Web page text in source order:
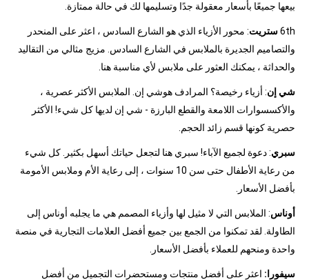
بيعها جميعًا بأسعار معقولة جدًا وتسليمها لك في حالة ممتازة.
6thستريت: محور الأزياء الذي هو الشارع السادس ، اعثر على المنحدر
والتصاميم الجديرة بالملابس في الشارع السادس. مزيج مثالي من التقاليد
والحداثة ، يمكنك العثور على ملابس لأي مناسبة هنا.
شي إن: أزياء رخيصة؟ المرادف هوشي إن. الملابس الأكثر عصرية ،
والأكسسوارات اللامعة والقطع البارزة - شي إن لديها كل شيء! الأكثر
حصرية كونها قسم زائد الحجم.
سبري: دعوة لجميع الآباء! سبري هنا لتجعل حياتك أسهل بكثير. كل شيء
من رعاية الأطفال حتى سن 10 سنوات ، إلى رعاية الأم وملابس الأمومة
بأفضل الأسعار.
أوناس: الملابس التي لا مثيل لها وأزياء المصمم هي ما يجلبه أوناس إلى
الطاولة. لقد تمكنوا من الجمع بين جميع أفضل العلامات التجارية في منصة
واحدة ومنحهم للعملاء بأفضل الأسعار.
سيفورا: اعثر على أفضل منتجات ومستحضرات التجميل من أفضل